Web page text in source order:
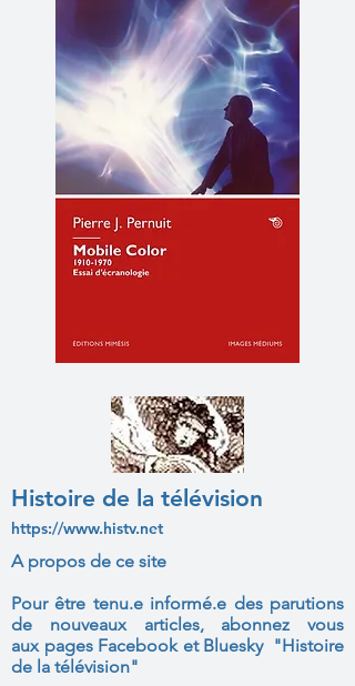
Histoire de la télévision
https://www.histv.net
A propos de ce site
Pour être tenu.e informé.e des parutions
de nouveaux articles, abonnez vous
aux pages Facebook et Bluesky "Histoire
de la télévision"